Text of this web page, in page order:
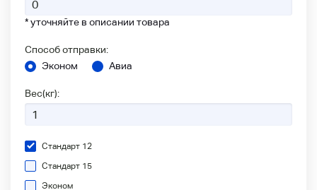
* уточняйте в описании товара
Способ отправки:
Эконом
Авиа
Вес(кг):
Стандарт 12
Стандарт 15
Эконом